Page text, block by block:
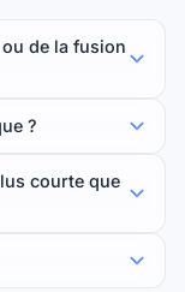
de la fusion
?
courte que